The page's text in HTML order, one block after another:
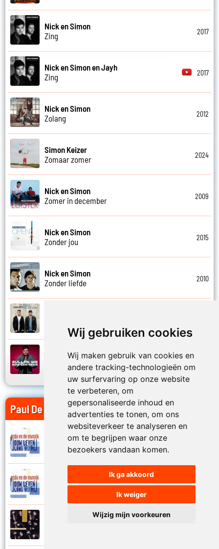
Wij gebruiken cookies
Wij maken gebruik van cookies en
andere tracking-technologieën om
uw surfervaring op onze website
te verbeteren, om
gepersonaliseerde inhoud en
advertenties te tonen, om ons
websiteverkeer te analyseren en
om te begrijpen waar onze
bezoekers vandaan komen.
Ik ga akkoord
Ik weiger
Wijzig mijn voorkeuren
Nick en Simon
Zing
2017
Nick en Simon en Jayh
Zing
2017
Nick en Simon
Zolang
2012
Simon Keizer
Zomaar zomer
2024
Nick en Simon
Zomer in december
2009
Nick en Simon
Zonder jou
2015
Nick en Simon
Zonder liefde
2010
Simon Keizer
Zullen we nog een keer
Paul De Munnik op Jouwradio
Acda en De Munnik
Alleen maar hier
Alles gaat voorbij
2009
Acda en De Munnik